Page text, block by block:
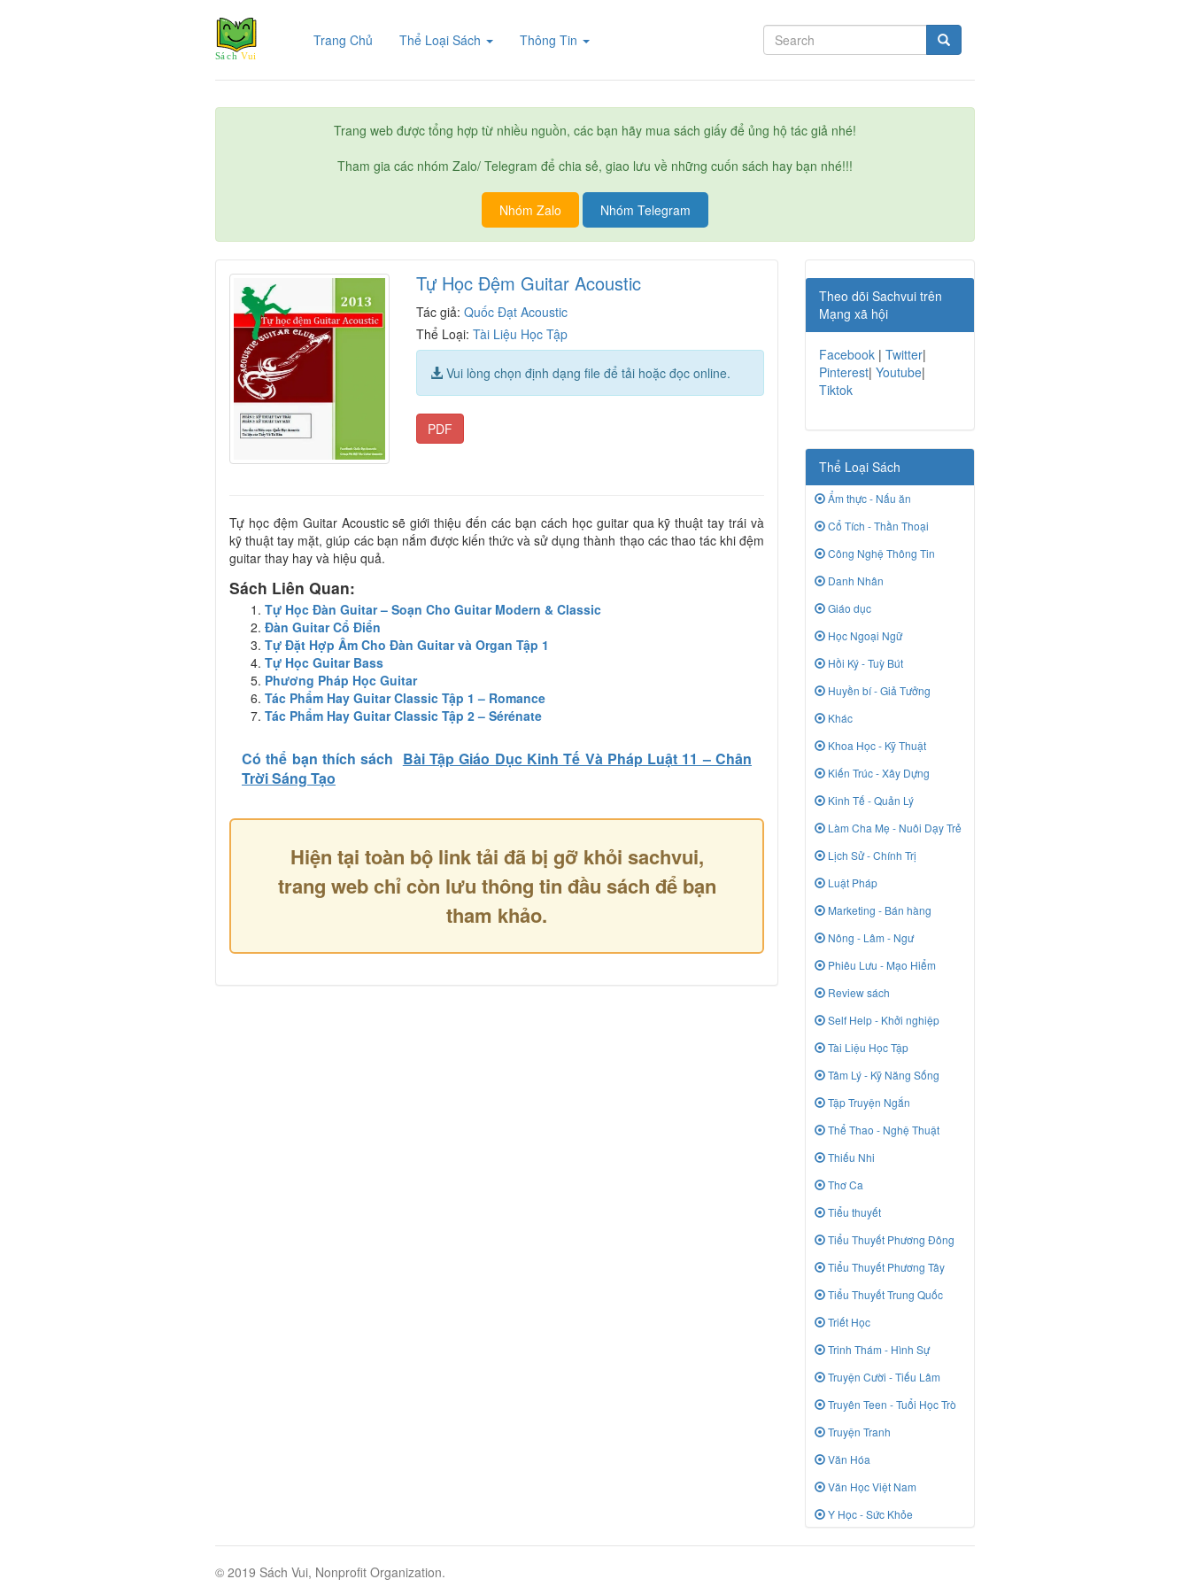
Trang Chủ (current)Thể Loại Sách Thông Tin
Trang web được tổng hợp từ nhiều nguồn, các bạn hãy mua sách giấy để ủng hộ tác giả nhé!
Tham gia các nhóm Zalo/ Telegram để chia sẻ, giao lưu về những cuốn sách hay bạn nhé!!!
Nhóm Zalo Nhóm Telegram
Tự Học Đệm Guitar Acoustic
Tác giả:Quốc Đạt Acoustic
Thể Loại:Tài Liệu Học Tập
Vui lòng chọn định dạng file để tải hoặc đọc online.
PDF
Tự học đệm Guitar Acoustic sẽ giới thiệu đến các bạn cách học guitar qua kỹ thuật tay trái và
kỹ thuật tay mặt, giúp các bạn nắm được kiến thức và sử dụng thành thạo các thao tác khi đệm
guitar thay hay và hiệu quả.
Sách Liên Quan:
Tự Học Đàn Guitar – Soạn Cho Guitar Modern & Classic
Đàn Guitar Cổ Điển
Tự Đặt Hợp Âm Cho Đàn Guitar và Organ Tập 1
Tự Học Guitar Bass
Phương Pháp Học Guitar
Tác Phẩm Hay Guitar Classic Tập 1 – Romance
Tác Phẩm Hay Guitar Classic Tập 2 – Sérénate
Có thể bạn thích sách Bài Tập Giáo Dục Kinh Tế Và Pháp Luật 11 – Chân
Trời Sáng Tạo
Hiện tại toàn bộ link tải đã bị gỡ khỏi sachvui,
trang web chỉ còn lưu thông tin đầu sách để bạn
tham khảo.
Theo dõi Sachvui trên
Mạng xã hội
Facebook | Twitter|
Pinterest| Youtube|
Tiktok
Thể Loại Sách
Ẩm thực - Nấu ăn
Cổ Tích - Thần Thoại
Công Nghệ Thông Tin
Danh Nhân
Giáo dục
Học Ngoại Ngữ
Hồi Ký - Tuỳ Bút
Huyền bí - Giả Tưởng
Khác
Khoa Học - Kỹ Thuật
Kiến Trúc - Xây Dựng
Kinh Tế - Quản Lý
Làm Cha Mẹ - Nuôi Dạy Trẻ
Lịch Sử - Chính Trị
Luật Pháp
Marketing - Bán hàng
Nông - Lâm - Ngư
Phiêu Lưu - Mạo Hiểm
Review sách
Self Help - Khởi nghiệp
Tài Liệu Học Tập
Tâm Lý - Kỹ Năng Sống
Tập Truyện Ngắn
Thể Thao - Nghệ Thuật
Thiếu Nhi
Thơ Ca
Tiểu thuyết
Tiểu Thuyết Phương Đông
Tiểu Thuyết Phương Tây
Tiểu Thuyết Trung Quốc
Triết Học
Trinh Thám - Hình Sự
Truyện Cười - Tiếu Lâm
Truyên Teen - Tuổi Học Trò
Truyện Tranh
Văn Hóa
Văn Học Việt Nam
Y Học - Sức Khỏe
© 2019 Sách Vui, Nonprofit Organization.